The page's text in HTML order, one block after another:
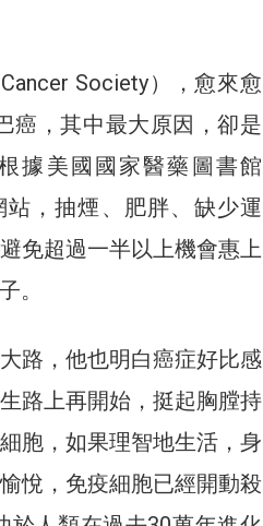
Society），愈來愈
癌，其中最大原因，卻是
據美國國家醫藥圖書館
站，抽煙、肥胖、缺少運
免超過一半以上機會惠上
。
路，他也明白癌症好比感
路上再開始，挺起胸膛持
胞，如果理智地生活，身
悅，免疫細胞已經開動殺